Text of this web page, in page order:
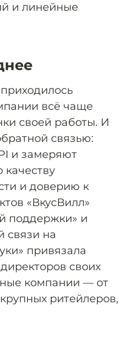
и линейные
всё чаще
своей работы. И
связью:
и замеряют
качеству
и доверию к
«ВкусВилл»
поддержки» и
связи на
привязала
своих
компании — от
ритейлеров,